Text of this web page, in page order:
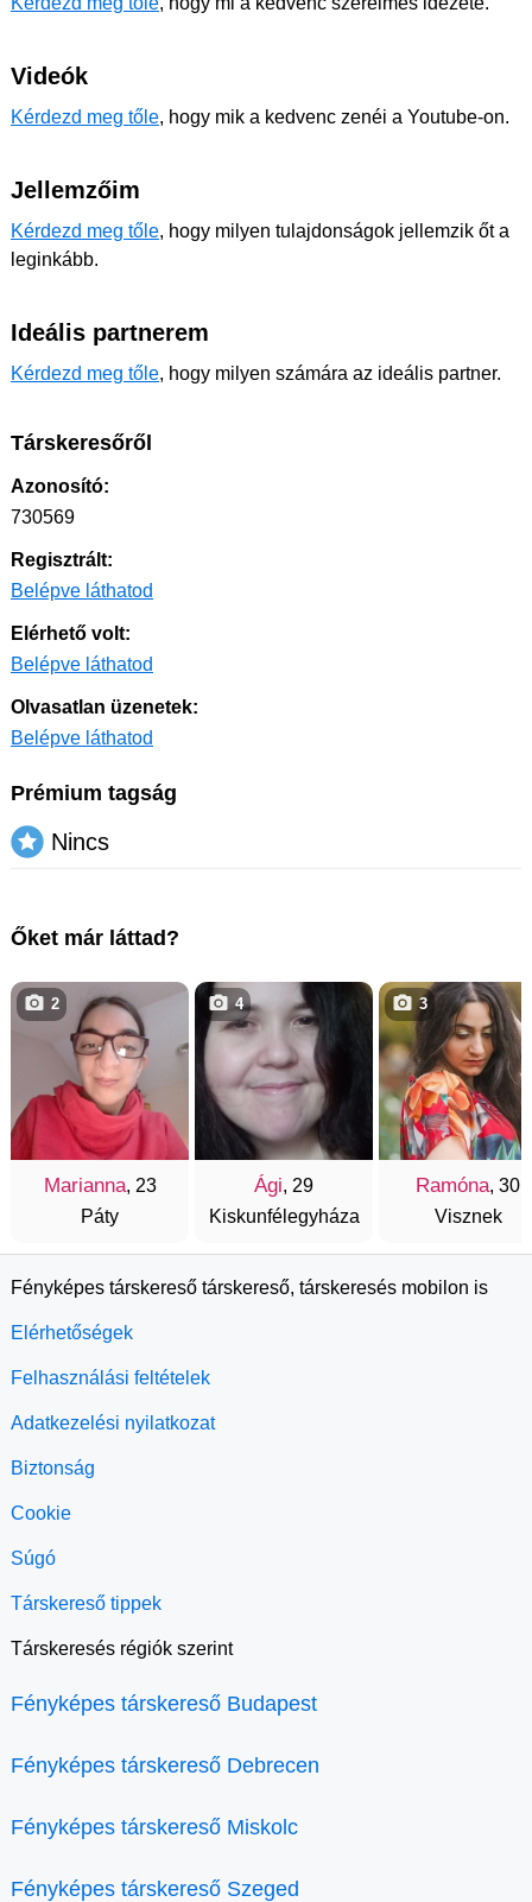
Videók
Kérdezd meg tőle, hogy mik a kedvenc zenéi a Youtube-on.
Jellemzőim
Kérdezd meg tőle, hogy milyen tulajdonságok jellemzik őt a
leginkább.
Ideális partnerem
Kérdezd meg tőle, hogy milyen számára az ideális partner.
Társkeresőről
Azonosító:
730569
Regisztrált:
Belépve láthatod
Elérhető volt:
Belépve láthatod
Olvasatlan üzenetek:
Belépve láthatod
Prémium tagság
Nincs
Őket már láttad?
Marianna, 23
Páty
2
Ági, 29
Kiskunfélegyháza
4
Ramóna, 30
Visznek
3
Fényképes társkereső társkereső, társkeresés mobilon is
Elérhetőségek
Felhasználási feltételek
Adatkezelési nyilatkozat
Biztonság
Cookie
Súgó
Társkereső tippek
Társkeresés régiók szerint
Fényképes társkereső Budapest
Fényképes társkereső Debrecen
Fényképes társkereső Miskolc
Fényképes társkereső Szeged